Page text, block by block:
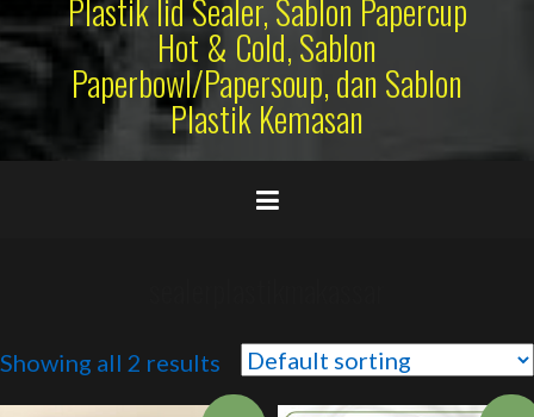
Plastik lid Sealer, Sablon Papercup
Hot & Cold, Sablon
Paperbowl/Papersoup, dan Sablon
Plastik Kemasan
Showing all 2 results